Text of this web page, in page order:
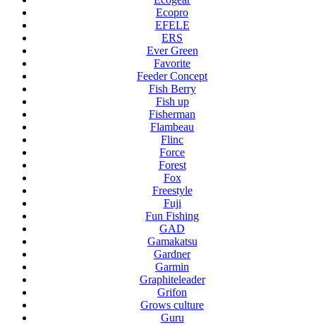
Ecopro
EFELE
ERS
Ever Green
Favorite
Feeder Concept
Fish Berry
Fish up
Fisherman
Flambeau
Flinc
Force
Forest
Fox
Freestyle
Fuji
Fun Fishing
GAD
Gamakatsu
Gardner
Garmin
Graphiteleader
Grifon
Grows culture
Guru